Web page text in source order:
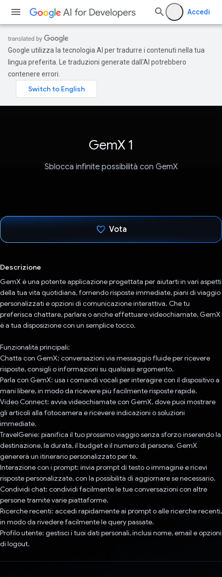
Accedi
Google utilizza la tecnologia AI per tradurre i contenuti nella tua
lingua preferita. Le traduzioni generate dall'AI potrebbero
contenere errori.
GemX 1
Sblocca infinite possibilità con GemX
Vota
Descrizione
GemX è una potente applicazione progettata per aiutarti in vari aspetti
della tua vita quotidiana, fornendo risposte immediate, piani di viaggio
personalizzati e opzioni di comunicazione interattiva. Che tu
preferisca chattare, parlare o anche effettuare videochiamate, GemX
è a tua disposizione con un semplice tocco.
Funzionalità principali:
Chatta con GemX: conversazioni via messaggio fluide per ricevere
risposte, consigli o informazioni su qualsiasi argomento.
Parla con GemX: usa i comandi vocali per interagire con il dispositivo a
mani libere, in modo da ricevere più facilmente risposte rapide.
Video Connect: avvia videochiamate con GemX, dove puoi mostrare
gli articoli alla fotocamera e ricevere indicazioni o soluzioni
immediate.
TravelGenie: pianifica il tuo prossimo viaggio senza sforzo inserendo la
destinazione, la durata, il budget e il numero di persone. GemX
genererà un itinerario personalizzato per te.
Interazione con i prompt: invia prompt di testo o immagine e ricevi
risposte personalizzate, con la possibilità di aggiornare se necessario.
Condividi chat: condividi facilmente le tue conversazioni con altre
persone tramite varie piattaforme.
Ricerche recenti: accedi rapidamente ai prompt o alle ricerche recenti,
in modo da rivedere facilmente le query passate.
Profilo utente: gestisci i tuoi dati personali, inclusi nome, email e opzioni
di logout.